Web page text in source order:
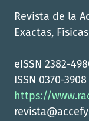
Revista de la
Exactas,
eISSN 2382-
ISSN 0370-3908
https://